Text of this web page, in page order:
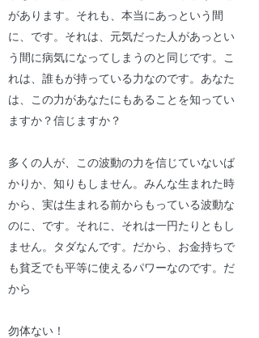
があります。それも、本当にあっという間
に、です。それは、元気だった人があっとい
う間に病気になってしまうのと同じです。こ
れは、誰もが持っている力なのです。あなた
は、この力があなたにもあることを知ってい
ますか？信じますか？
多くの人が、この波動の力を信じていないば
かりか、知りもしません。みんな生まれた時
から、実は生まれる前からもっている波動な
のに、です。それに、それは一円たりともし
ません。タダなんです。だから、お金持ちで
も貧乏でも平等に使えるパワーなのです。だ
から
勿体ない！